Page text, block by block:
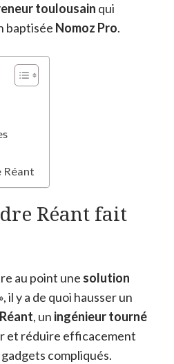
toulousain qui
baptisée Nomoz Pro.
Réant
Réant fait
au point une solution
», il y a de quoi hausser un
, un ingénieur tourné
et réduire efficacement
compliqués.